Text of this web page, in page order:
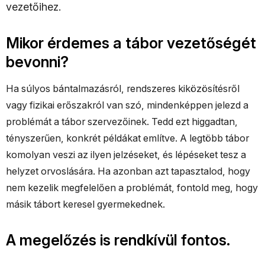
vezetőihez.
Mikor érdemes a tábor vezetőségét
bevonni?
Ha súlyos bántalmazásról, rendszeres kiközösítésről
vagy fizikai erőszakról van szó, mindenképpen jelezd a
problémát a tábor szervezőinek. Tedd ezt higgadtan,
tényszerűen, konkrét példákat említve. A legtöbb tábor
komolyan veszi az ilyen jelzéseket, és lépéseket tesz a
helyzet orvoslására. Ha azonban azt tapasztalod, hogy
nem kezelik megfelelően a problémát, fontold meg, hogy
másik tábort keresel gyermekednek.
A megelőzés is rendkívül fontos.